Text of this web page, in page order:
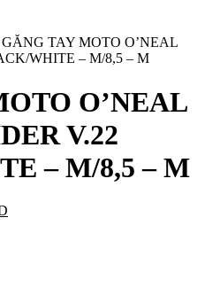
GĂNG TAY MOTO O’NEAL
WHITE – M/8,5 – M
O’NEAL
V.22
– M/8,5 – M